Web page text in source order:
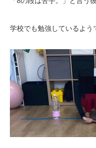
学校でも勉強しているよう